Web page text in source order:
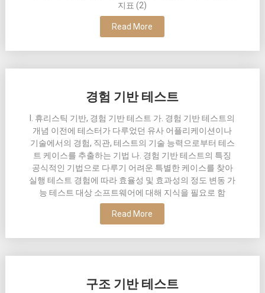
지표 (2)
Read More
경험 기반 테스트
I. 휴리스틱 기반, 경험 기반 테스트 가. 경험 기반 테스트의
개념 이전에 테스터가 다루었던 유사 어플리케이션이나
기술에서의 경험, 직관, 테스트의 기술 능력으로부터 테스
트 케이스를 추출하는 기법 나. 경험 기반 테스트의 특징
공식적인 기법으로 다루기 어려운 특별한 케이스를 찾아
실행 테스트 경험에 따라 효율성 및 효과성의 정도 변동 가
능 테스트 대상 소프트웨어에 대해 지식을 필요로 함
Read More
구조 기반 테스트